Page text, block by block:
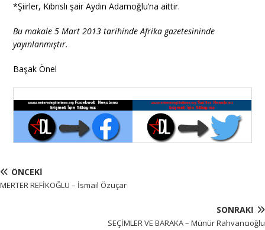
*Şiirler, Kıbrıslı şair Aydın Adamoğlu’na aittir.
Bu makale 5 Mart 2013 tarihinde Afrika gazetesininde
yayınlanmıştır.
Başak Önel
ÖNCEKI
MERTER REFİKOĞLU – İsmail Özuçar
SONRAKI
SEÇİMLER VE BARAKA – Münür Rahvancıoğlu